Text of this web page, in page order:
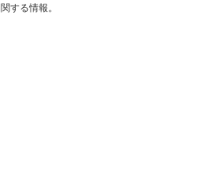
する情報。